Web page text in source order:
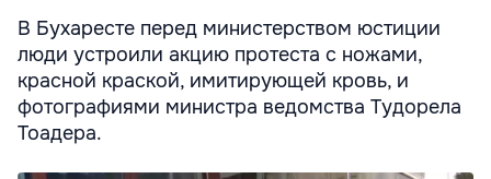
В Бухаресте перед министерством юстиции
люди устроили акцию протеста с ножами,
красной краской, имитирующей кровь, и
фотографиями министра ведомства Тудорела
Тоадера.